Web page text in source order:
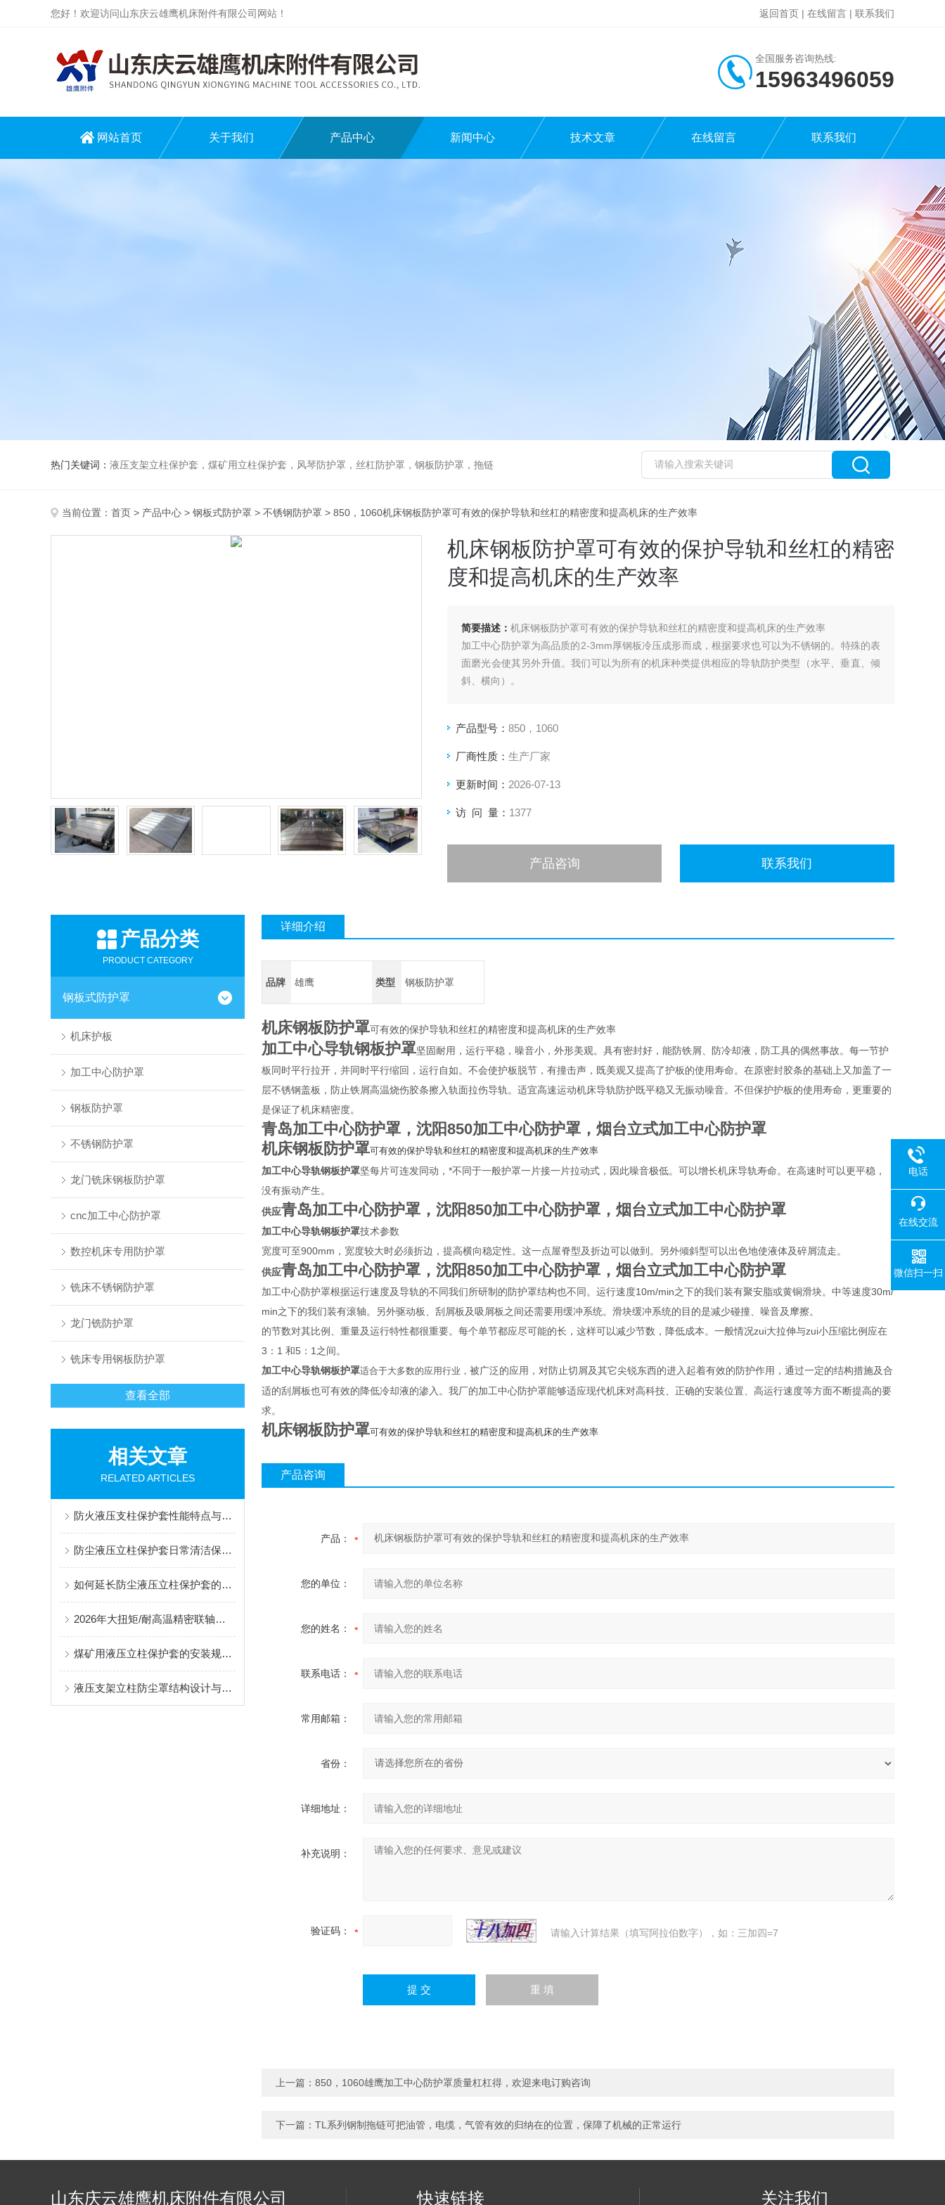
您好！欢迎访问山东庆云雄鹰机床附件有限公司网站！ 返回首页 | 在线留言 | 联系我们
全国服务咨询热线:
15963496059
网站首页 关于我们 产品中心 新闻中心 技术文章 在线留言 联系我们
热门关键词： 液压支架立柱保护套，煤矿用立柱保护套，风琴防护罩，丝杠防护罩，钢板防护罩，拖链
当前位置： 首页 > 产品中心 > 钢板式防护罩 > 不锈钢防护罩 > 850，1060机床钢板防护罩可有效的保护导轨和丝杠的精密度和提高机床的生产效率
机床钢板防护罩可有效的保护导轨和丝杠的精密
度和提高机床的生产效率
简要描述： 机床钢板防护罩可有效的保护导轨和丝杠的精密度和提高机床的生产效率
加工中心防护罩为高品质的2-3mm厚钢板冷压成形而成，根据要求也可以为不锈钢的。特殊的表
面磨光会使其另外升值。我们可以为所有的机床种类提供相应的导轨防护类型（水平、垂直、倾
斜、横向）。
产品型号： 850，1060
厂商性质： 生产厂家
更新时间： 2026-07-13
访 问 量： 1377
产品咨询 联系我们
产品分类
PRODUCT CATEGORY
钢板式防护罩
机床护板
加工中心防护罩
钢板防护罩
不锈钢防护罩
龙门铣床钢板防护罩
cnc加工中心防护罩
数控机床专用防护罩
铣床不锈钢防护罩
龙门铣防护罩
铣床专用钢板防护罩
查看全部
相关文章
RELATED ARTICLES
防火液压支柱保护套性能特点与阻燃防护应用
防尘液压立柱保护套日常清洁保养与更换规范
如何延长防尘液压立柱保护套的使用寿命？
2026年大扭矩/耐高温精密联轴器定制找哪家？能实现精准定制的优质厂家盘点
煤矿用液压立柱保护套的安装规范与使用寿命提升方案
液压支架立柱防尘罩结构设计与密封防护原理
详细介绍
品牌 雄鹰 类型 钢板防护罩
机床钢板防护罩可有效的保护导轨和丝杠的精密度和提高机床的生产效率
加工中心导轨钢板护罩坚固耐用，运行平稳，噪音小，外形美观。具有密封好，能防铁屑、防冷却液，防工具的偶然事故。每一节护
板同时平行拉开，并同时平行缩回，运行自如。不会使护板脱节，有撞击声，既美观又提高了护板的使用寿命。在原密封胶条的基础上又加盖了一
层不锈钢盖板，防止铁屑高温烧伤胶条擦入轨面拉伤导轨。适宜高速运动机床导轨防护既平稳又无振动噪音。不但保护护板的使用寿命，更重要的
是保证了机床精密度。
青岛加工中心防护罩，沈阳850加工中心防护罩，烟台立式加工中心防护罩
机床钢板防护罩可有效的保护导轨和丝杠的精密度和提高机床的生产效率
加工中心导轨钢板护罩坚每片可连发同动，*不同于一般护罩一片接一片拉动式，因此噪音极低。可以增长机床导轨寿命。在高速时可以更平稳，
没有振动产生。
供应青岛加工中心防护罩，沈阳850加工中心防护罩，烟台立式加工中心防护罩
加工中心导轨钢板护罩技术参数
宽度可至900mm，宽度较大时必须折边，提高横向稳定性。这一点屋脊型及折边可以做到。另外倾斜型可以出色地使液体及碎屑流走。
供应青岛加工中心防护罩，沈阳850加工中心防护罩，烟台立式加工中心防护罩
加工中心防护罩根据运行速度及导轨的不同我们所研制的防护罩结构也不同。运行速度10m/min之下的我们装有聚安脂或黄铜滑块。中等速度30m/
min之下的我们装有滚轴。另外驱动板、刮屑板及吸屑板之间还需要用缓冲系统。滑块缓冲系统的目的是减少碰撞、噪音及摩擦。
的节数对其比例、重量及运行特性都很重要。每个单节都应尽可能的长，这样可以减少节数，降低成本。一般情况zui大拉伸与zui小压缩比例应在
3：1 和5：1之间。
加工中心导轨钢板护罩适合于大多数的应用行业， 被广泛的应用，对防止切屑及其它尖锐东西的进入起着有效的防护作用，通过一定的结构措施及合
适的刮屑板也可有效的降低冷却液的渗入。我厂的加工中心防护罩能够适应现代机床对高科技、正确的安装位置、高运行速度等方面不断提高的要
求。
机床钢板防护罩可有效的保护导轨和丝杠的精密度和提高机床的生产效率
产品咨询
产品：
您的单位：
您的姓名：
联系电话：
常用邮箱：
省份：
详细地址：
补充说明：
验证码： 请输入计算结果（填写阿拉伯数字），如：三加四=7
上一篇： 850，1060雄鹰加工中心防护罩质量杠杠得，欢迎来电订购咨询
下一篇： TL系列钢制拖链可把油管，电缆，气管有效的归纳在的位置，保障了机械的正常运行
山东庆云雄鹰机床附件有限公司 快速链接 关注我们
电话
在线交流
微信扫一扫